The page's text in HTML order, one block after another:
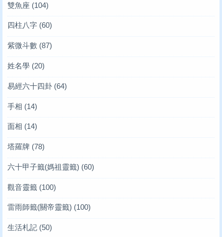
雙魚座 (104)
四柱八字 (60)
紫微斗數 (87)
姓名學 (20)
易經六十四卦 (64)
手相 (14)
面相 (14)
塔羅牌 (78)
六十甲子籤(媽祖靈籤) (60)
觀音靈籤 (100)
雷雨師籤(關帝靈籤) (100)
生活札記 (50)